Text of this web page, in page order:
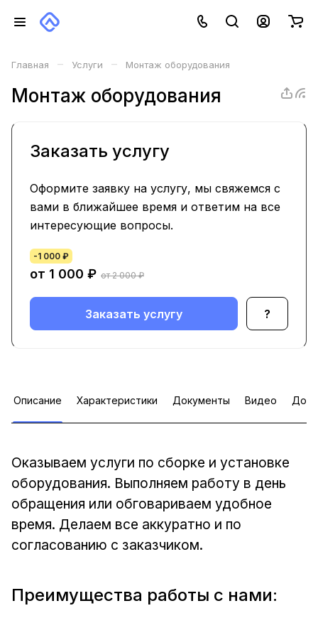
Главная – Услуги – Монтаж оборудования
Монтаж оборудования
Заказать услугу
Оформите заявку на услугу, мы свяжемся с
вами в ближайшее время и ответим на все
интересующие вопросы.
-1 000 ₽
от 1 000 ₽ от 2 000 ₽
Заказать услугу ?
Описание Характеристики Документы Видео
Оказываем услуги по сборке и установке
оборудования. Выполняем работу в день
обращения или обговариваем удобное
время. Делаем все аккуратно и по
согласованию с заказчиком.
Преимущества работы с нами: